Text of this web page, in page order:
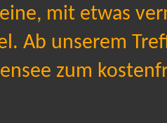
mit etwas
Ab unserem
zum